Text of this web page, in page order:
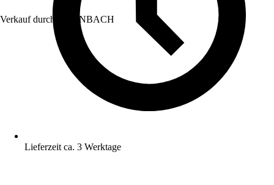
Verkauf durch: HORNBACH
Lieferzeit ca. 3 Werktage